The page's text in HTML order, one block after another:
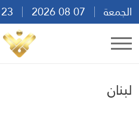
الجمعة
لبنان